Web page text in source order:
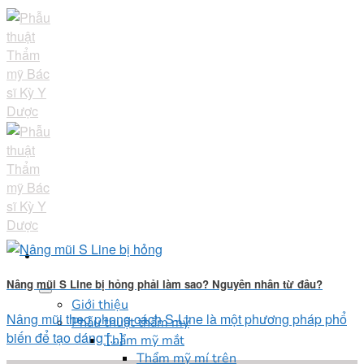
Skip
to
content
Giới thiệu
Phẫu thuật thẩm mỹ
Thẩm mỹ mắt
Thẩm mỹ mí trên
Nâng mũi S Line bị hỏng phải làm sao? Nguyên nhân từ đâu?
Nâng mũi theo phong cách S-Line là một phương pháp phổ
biến để tạo dáng [...]